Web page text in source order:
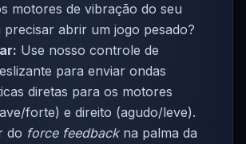
motores de vibração do seu
abrir um jogo pesado?
Use nosso controle de
para enviar ondas
diretas para os motores
forte) e direito (agudo/leve).
do force feedbackna palma da